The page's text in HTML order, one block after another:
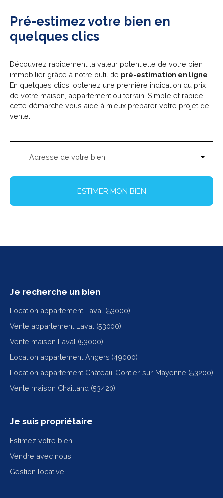
Pré-estimez votre bien en
quelques clics
Découvrez rapidement la valeur potentielle de votre bien
immobilier grâce à notre outil de pré-estimation en ligne
En quelques clics, obtenez une première indication du prix
de votre maison, appartement ou terrain. Simple et rapide,
cette démarche vous aide à mieux préparer votre projet de
vente.
Adresse de votre bien
ESTIMER MON BIEN
Je recherche un bien
Location appartement Laval (53000)
Vente appartement Laval (53000)
Vente maison Laval (53000)
Location appartement Angers (49000)
Location appartement Château-Gontier-sur-Mayenne (53200)
Vente maison Chailland (53420)
Je suis propriétaire
Estimez votre bien
Vendre avec nous
Gestion locative